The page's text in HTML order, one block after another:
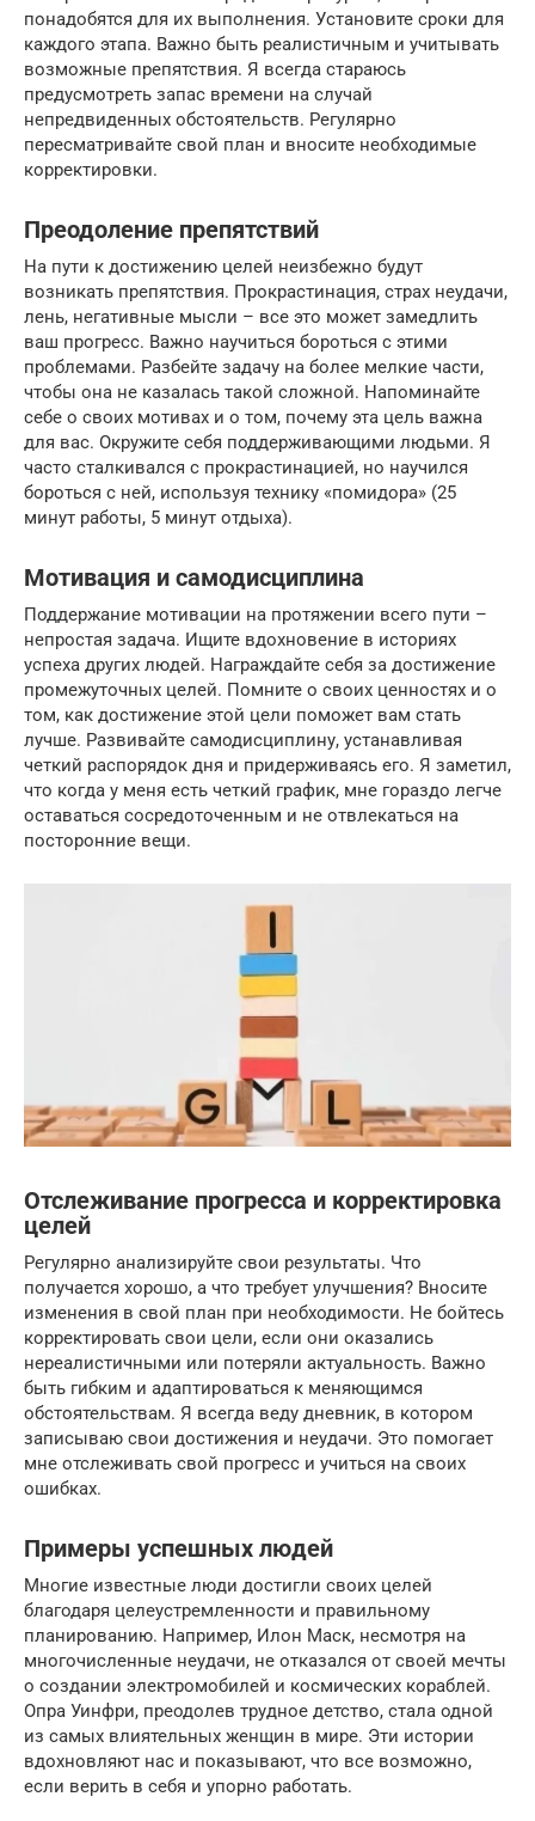
понадобятся для их выполнения. Установите сроки для
каждого этапа. Важно быть реалистичным и учитывать
возможные препятствия. Я всегда стараюсь
предусмотреть запас времени на случай
непредвиденных обстоятельств. Регулярно
пересматривайте свой план и вносите необходимые
корректировки.
Преодоление препятствий
На пути к достижению целей неизбежно будут
возникать препятствия. Прокрастинация, страх неудачи,
лень, негативные мысли – все это может замедлить
ваш прогресс. Важно научиться бороться с этими
проблемами. Разбейте задачу на более мелкие части,
чтобы она не казалась такой сложной. Напоминайте
себе о своих мотивах и о том, почему эта цель важна
для вас. Окружите себя поддерживающими людьми. Я
часто сталкивался с прокрастинацией, но научился
бороться с ней, используя технику «помидора» (25
минут работы, 5 минут отдыха).
Мотивация и самодисциплина
Поддержание мотивации на протяжении всего пути –
непростая задача. Ищите вдохновение в историях
успеха других людей. Награждайте себя за достижение
промежуточных целей. Помните о своих ценностях и о
том, как достижение этой цели поможет вам стать
лучше. Развивайте самодисциплину, устанавливая
четкий распорядок дня и придерживаясь его. Я заметил,
что когда у меня есть четкий график, мне гораздо легче
оставаться сосредоточенным и не отвлекаться на
посторонние вещи.
Отслеживание прогресса и корректировка
целей
Регулярно анализируйте свои результаты. Что
получается хорошо, а что требует улучшения? Вносите
изменения в свой план при необходимости. Не бойтесь
корректировать свои цели, если они оказались
нереалистичными или потеряли актуальность. Важно
быть гибким и адаптироваться к меняющимся
обстоятельствам. Я всегда веду дневник, в котором
записываю свои достижения и неудачи. Это помогает
мне отслеживать свой прогресс и учиться на своих
ошибках.
Примеры успешных людей
Многие известные люди достигли своих целей
благодаря целеустремленности и правильному
планированию. Например, Илон Маск, несмотря на
многочисленные неудачи, не отказался от своей мечты
о создании электромобилей и космических кораблей.
Опра Уинфри, преодолев трудное детство, стала одной
из самых влиятельных женщин в мире. Эти истории
вдохновляют нас и показывают, что все возможно,
если верить в себя и упорно работать.